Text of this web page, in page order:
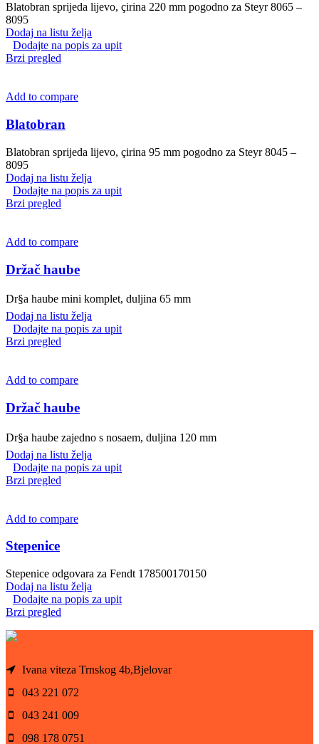
Blatobran sprijeda lijevo, çirina 220 mm pogodno za Steyr 8065 –
8095
Dodaj na listu želja
Dodajte na popis za upit
Brzi pregled
Add to compare
Blatobran
Blatobran sprijeda lijevo, çirina 95 mm pogodno za Steyr 8045 –
8095
Dodaj na listu želja
Dodajte na popis za upit
Brzi pregled
Add to compare
Držač haube
Dr§a haube mini komplet, duljina 65 mm
Dodaj na listu želja
Dodajte na popis za upit
Brzi pregled
Add to compare
Držač haube
Dr§a haube zajedno s nosaem, duljina 120 mm
Dodaj na listu želja
Dodajte na popis za upit
Brzi pregled
Add to compare
Stepenice
Stepenice odgovara za Fendt 178500170150
Dodaj na listu želja
Dodajte na popis za upit
Brzi pregled
Ivana viteza Trnskog 4b,Bjelovar
043 221 072
043 241 009
098 178 0751